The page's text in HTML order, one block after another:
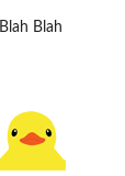
Blah Blah